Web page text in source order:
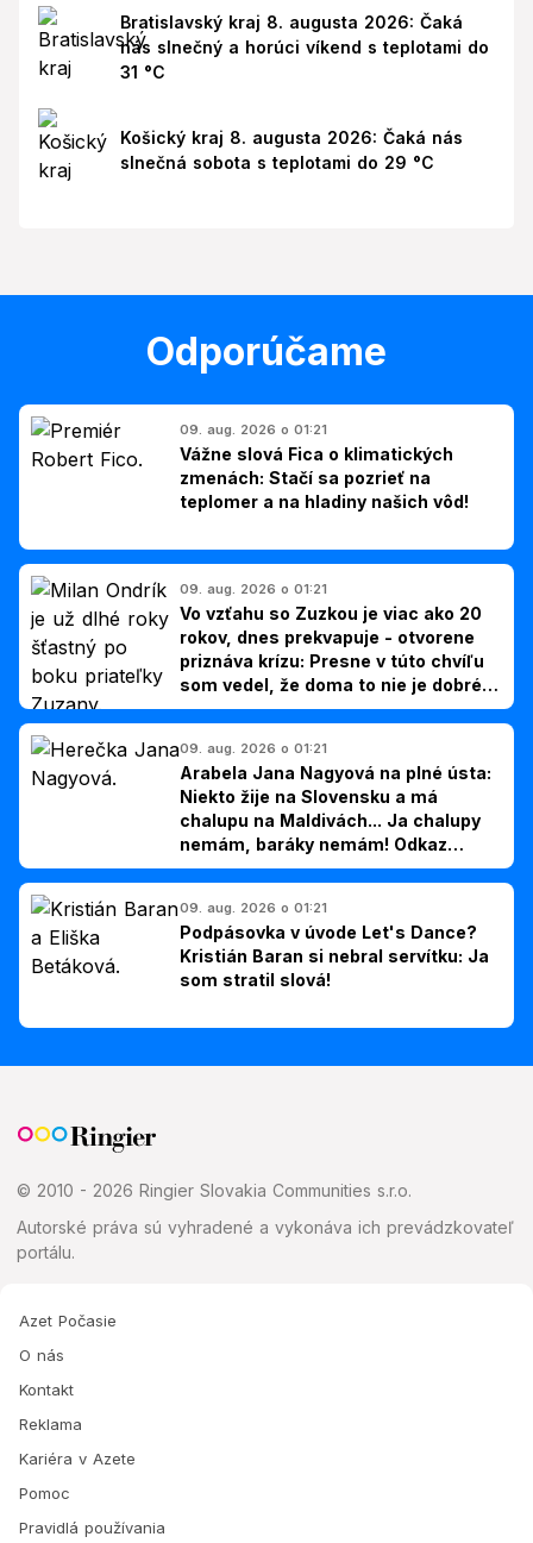
Bratislavský kraj 8. augusta 2026: Čaká
nás slnečný a horúci víkend s teplotami do
31 °C
Košický kraj 8. augusta 2026: Čaká nás
slnečná sobota s teplotami do 29 °C
Odporúčame
09. aug. 2026 o 01:21
Vážne slová Fica o klimatických
zmenách: Stačí sa pozrieť na
teplomer a na hladiny našich vôd!
09. aug. 2026 o 01:21
Vo vzťahu so Zuzkou je viac ako 20
rokov, dnes prekvapuje - otvorene
priznáva krízu: Presne v túto chvíľu
som vedel, že doma to nie je dobré,
hovorí Milan Ondrík
09. aug. 2026 o 01:21
Arabela Jana Nagyová na plné ústa:
Niekto žije na Slovensku a má
chalupu na Maldivách... Ja chalupy
nemám, baráky nemám! Odkaz
Slovákom
09. aug. 2026 o 01:21
Podpásovka v úvode Let's Dance?
Kristián Baran si nebral servítku: Ja
som stratil slová!
© 2010 - 2026 Ringier Slovakia Communities s.r.o.
Autorské práva sú vyhradené a vykonáva ich prevádzkovateľ
portálu.
Azet Počasie
O nás
Kontakt
Reklama
Kariéra v Azete
Pomoc
Pravidlá používania